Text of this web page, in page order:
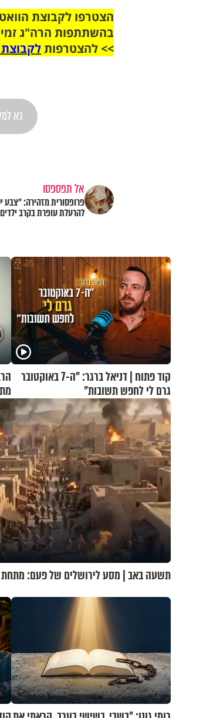
בהשתתפות הרה"ג
>> להצטרפותלקבוצת
אל תפספסו
פרופסורית מזהירה: "צבע
להרעלת עופרת בקרב
קוד פתוח | דניאל ברגר: "ה-7 באוקטובר
גרם לי לחפש תשובות"
תשעה באב | מסע לירושלים של פעם: מתחת